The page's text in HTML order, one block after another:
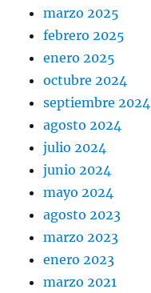
marzo 2025
febrero 2025
enero 2025
octubre 2024
septiembre 2024
agosto 2024
julio 2024
junio 2024
mayo 2024
agosto 2023
marzo 2023
enero 2023
marzo 2021